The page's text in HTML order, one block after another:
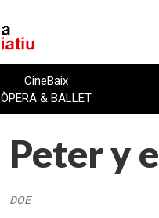
CineBaix
ÒPERA & BALLET
Peter y
DOE